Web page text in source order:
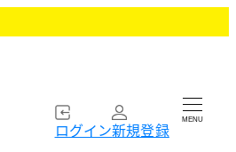
ログイン新規登録 MENU